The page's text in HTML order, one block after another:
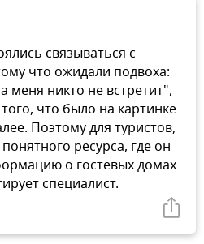
связываться с
что ожидали подвоха:
меня никто не встретит",
что было на картинке
Поэтому для туристов,
ресурса, где он
о гостевых домах
специалист.